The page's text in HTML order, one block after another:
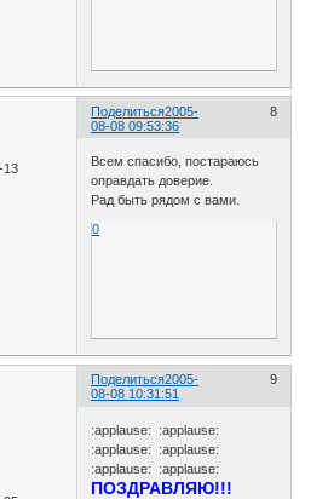
Поделиться 8
2005-
08-08 09:53:36
13
Всем спасибо, постараюсь
оправдать доверие.
Рад быть рядом с вами.
0
Поделиться 9
2005-
08-08 10:31:51
:applause: :applause:
:applause: :applause:
:applause: :applause:
ПОЗДРАВЛЯЮ!!!